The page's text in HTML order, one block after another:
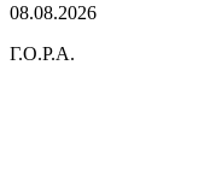
08.08.2026
Г.О.Р.А.